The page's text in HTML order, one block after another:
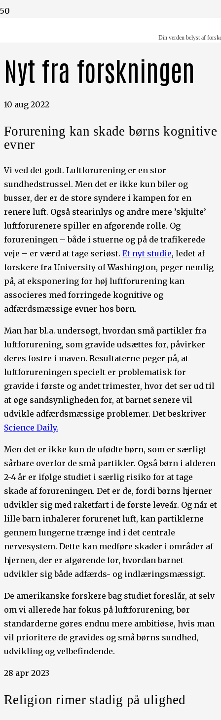
Din verden belyst af
Nyt fra forskningen
10 aug 2022
Forurening kan skade børns kognitive
evner
Vi ved det godt. Luftforurening er en stor
sundhedstrussel. Men det er ikke kun biler og
busser, der er de store syndere i kampen for en
renere luft. Også stearinlys og andre mere ’skjulte’
luftforurenere spiller en afgørende rolle. Og
forureningen – både i stuerne og på de trafikerede
veje – er værd at tage seriøst. Et nyt studie, ledet af
forskere fra University of Washington, peger nemlig
på, at eksponering for høj luftforurening kan
associeres med forringede kognitive og
adfærdsmæssige evner hos børn.
Man har bl.a. undersøgt, hvordan små partikler fra
luftforurening, som gravide udsættes for, påvirker
deres fostre i maven. Resultaterne peger på, at
luftforureningen specielt er problematisk for
gravide i første og andet trimester, hvor det ser ud til
at øge sandsynligheden for, at barnet senere vil
udvikle adfærdsmæssige problemer. Det beskriver
Science Daily.
Men det er ikke kun de ufødte børn, som er særligt
sårbare overfor de små partikler. Også børn i alderen
2-4 år er ifølge studiet i særlig risiko for at tage
skade af forureningen. Det er de, fordi børns hjerner
udvikler sig med raketfart i de første leveår. Og når et
lille barn inhalerer forurenet luft, kan partiklerne
gennem lungerne trænge ind i det centrale
nervesystem. Dette kan medføre skader i områder af
hjernen, der er afgørende for, hvordan barnet
udvikler sig både adfærds- og indlæringsmæssigt.
De amerikanske forskere bag studiet foreslår, at selv
om vi allerede har fokus på luftforurening, bør
standarderne gøres endnu mere ambitiøse, hvis man
vil prioritere de gravides og små børns sundhed,
udvikling og velbefindende.
28 apr 2023
Religion rimer stadig på ulighed